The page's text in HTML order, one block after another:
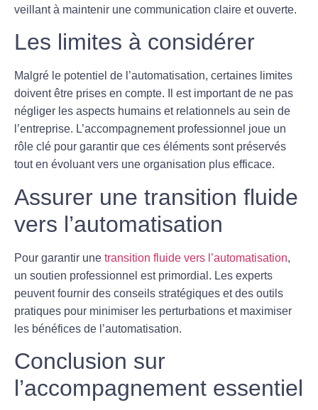
veillant à maintenir une communication claire et ouverte.
Les limites à considérer
Malgré le potentiel de l’automatisation, certaines limites
doivent être prises en compte. Il est important de ne pas
négliger les aspects humains et relationnels au sein de
l’entreprise. L’accompagnement professionnel joue un
rôle clé pour garantir que ces éléments sont préservés
tout en évoluant vers une organisation plus efficace.
Assurer une transition fluide
vers l’automatisation
Pour garantir une transition fluide vers l’automatisation,
un soutien professionnel est primordial. Les experts
peuvent fournir des conseils stratégiques et des outils
pratiques pour minimiser les perturbations et maximiser
les bénéfices de l’automatisation.
Conclusion sur
l’accompagnement essentiel